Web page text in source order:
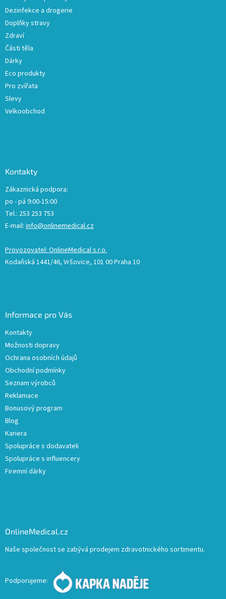
Dezinfekce a drogerie
Doplňky stravy
Zdraví
Části těla
Dárky
Eco produkty
Pro zvířata
Slevy
Velkoobchod
Kontakty
Zákaznická podpora:
po - pá 9:00-15:00
Tel.: 253 253 753
E-mail: info@onlinemedical.cz
Provozovatel: OnlineMedical s.r.o.
Kodaňská 1441/46, Vršovice, 101 00 Praha 10
Informace pro Vás
Kontakty
Možnosti dopravy
Ochrana osobních údajů
Obchodní podmínky
Seznam výrobců
Reklamace
Bonusový program
Blog
Kariera
Spolupráce s dodavateli
Spolupráce s influencery
Firemní dárky
OnlineMedical.cz
Naše společnost se zabývá prodejem zdravotnického sortimentu.
Podporujeme: